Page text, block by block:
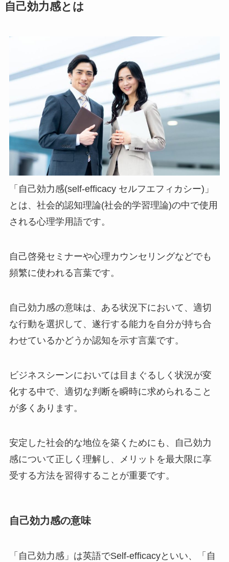
自己効力感とは
「自己効力感(self-efficacy セルフエフィカシー)」
とは、社会的認知理論(社会的学習理論)の中で使用
される心理学用語です。
自己啓発セミナーや心理カウンセリングなどでも
頻繁に使われる言葉です。
自己効力感の意味は、ある状況下において、適切
な行動を選択して、遂行する能力を自分が持ち合
わせているかどうか認知を示す言葉です。
ビジネスシーンにおいては目まぐるしく状況が変
化する中で、適切な判断を瞬時に求められること
が多くあります。
安定した社会的な地位を築くためにも、自己効力
感について正しく理解し、メリットを最大限に享
受する方法を習得することが重要です。
自己効力感の意味
「自己効力感」は英語でSelf-efficacyといい、「自